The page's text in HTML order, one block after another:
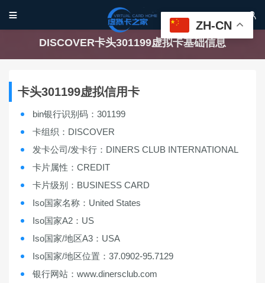
 
DISCOVER卡头301199虚拟卡基础信息
卡头301199虚拟信用卡
bin银行识别码：301199
卡组织：DISCOVER
发卡公司/发卡行：DINERS CLUB INTERNATIONAL
卡片属性：CREDIT
卡片级别：BUSINESS CARD
Iso国家名称：United States
Iso国家A2：US
Iso国家/地区A3：USA
Iso国家/地区位置：37.0902-95.7129
银行网站：www.dinersclub.com
ZH-CN